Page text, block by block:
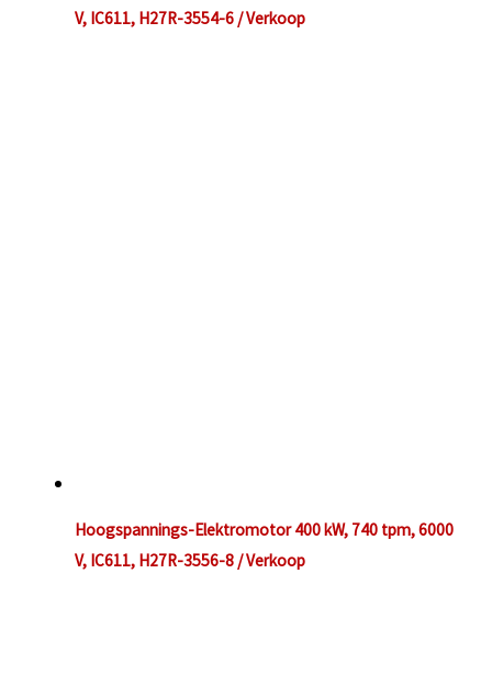
V, IC611, H27R-3554-6 / Verkoop
Hoogspannings-Elektromotor 400 kW, 740 tpm, 6000
V, IC611, H27R-3556-8 / Verkoop